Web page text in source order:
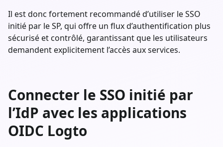
Il est donc fortement recommandé d’utiliser le SSO
initié par le SP, qui offre un flux d’authentification plus
sécurisé et contrôlé, garantissant que les utilisateurs
demandent explicitement l’accès aux services.
Connecter le SSO initié par
l’IdP avec les applications
OIDC Logto